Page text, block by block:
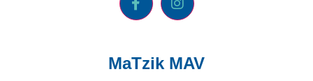
MaTzik MAV